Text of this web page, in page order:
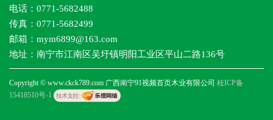
电话：0771-5682488
传真：0771-5682499
邮箱：mym6899@163.com
地址：南宁市江南区吴圩镇明阳工业区平山二路136号
Copyright © www.ckck789.com 广西南宁91视频首页木业有限公司 桂ICP备
15418510号-1